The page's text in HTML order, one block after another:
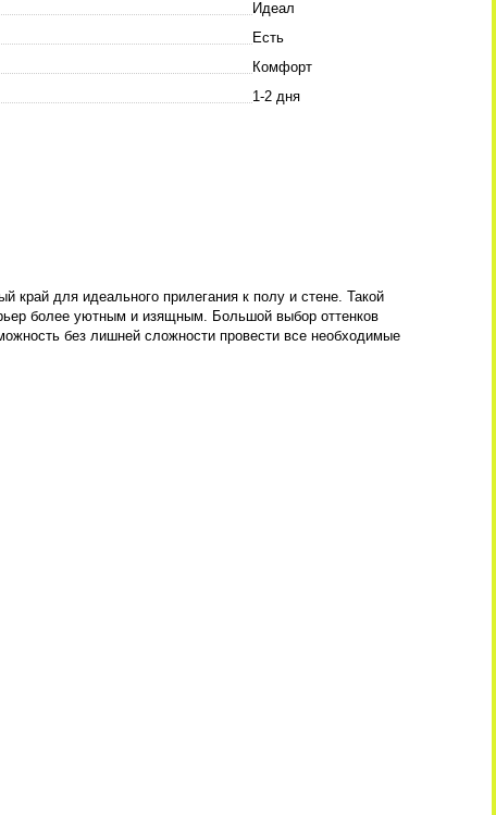
Идеал
Есть
Комфорт
1-2 дня
край для идеального прилегания к полу и стене. Такой
более уютным и изящным. Большой выбор оттенков
без лишней сложности провести все необходимые